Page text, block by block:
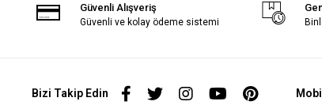
Güvenli Alışveriş
Güvenli ve kolay ödeme sistemi
Bizi Takip Edin